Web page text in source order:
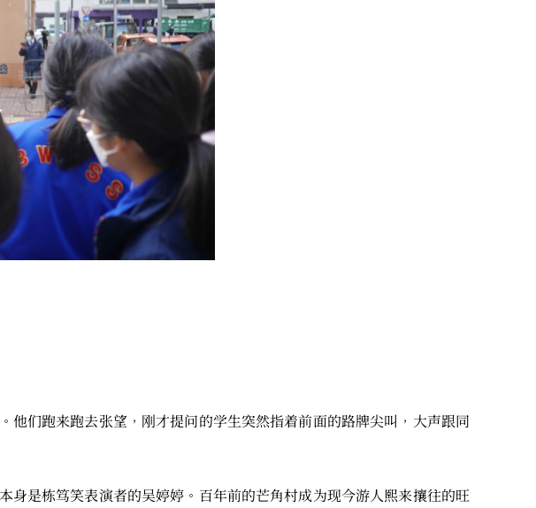
们跑来跑去张望，刚才提问的学生突然指着前面的路牌尖叫，大声跟同
是栋笃笑表演者的吴婷婷。百年前的芒角村成为现今游人熙来攘往的旺